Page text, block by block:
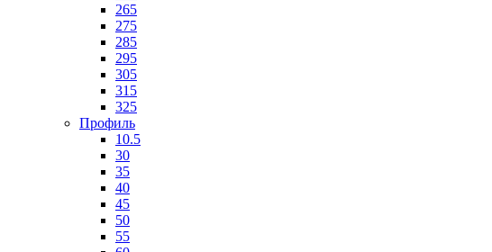
265
275
285
295
305
315
325
Профиль
10.5
30
35
40
45
50
55